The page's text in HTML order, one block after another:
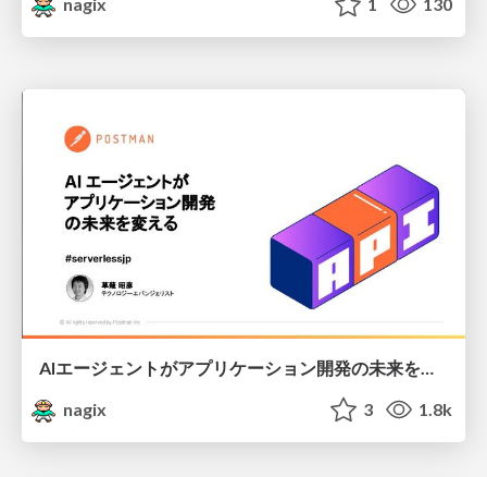
AIエージェントがアプリケーション開発の未来を変える
nagix
3 1.8k